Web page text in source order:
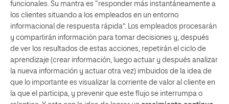
funcionales. Su mantra es “responder más instantáneamente a
los clientes situando a los empleados en un entorno
informacional de respuesta rápida”. Los empleados procesarán
y compartirán información para tomar decisiones y, después
de ver los resultados de estas acciones, repetirán el ciclo de
aprendizaje (crear información, luego actuar y después analizar
la nueva información y actuar otra vez) imbuidos de la idea de
que lo importante es visualizar la corriente de valor al cliente en
la que el participa, y prevenir que este flujo se interrumpa o